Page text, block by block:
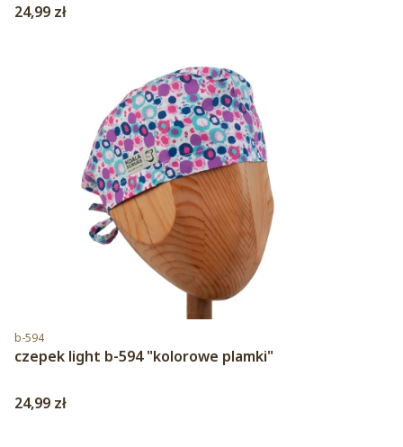
Cena
24,99 zł
Kod produktu
b-594
czepek light b-594 "kolorowe plamki"
Cena
24,99 zł